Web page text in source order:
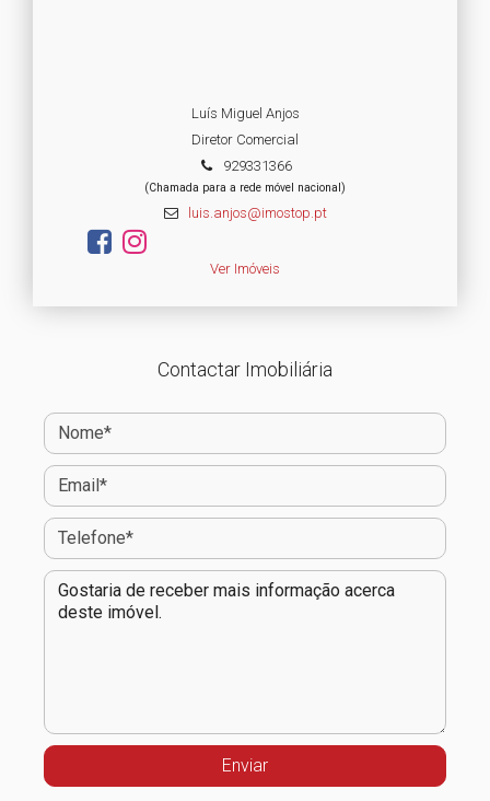
Luís Miguel Anjos
Diretor Comercial
929331366
(Chamada para a rede móvel nacional)
luis.anjos@imostop.pt
Ver Imóveis
Contactar Imobiliária